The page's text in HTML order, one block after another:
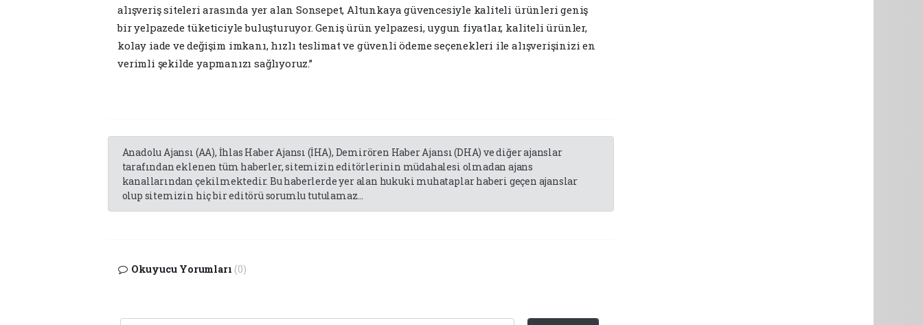
alışve­riş siteleri arasında yer alan Son­sepet, Altunkaya güvencesiyle kaliteli ürünleri geniş
bir yelpa­zede tüketiciyle buluşturuyor. Geniş ürün yelpazesi, uygun fi­yatlar, kaliteli ürünler,
kolay iade ve değişim imkanı, hızlı teslimat ve güvenli ödeme seçenekleri ile alışverişinizi en
verimli şekilde yapmanızı sağlıyoruz.”
Anadolu Ajansı (AA), İhlas Haber Ajansı (İHA), Demirören Haber Ajansı (DHA) ve diğer ajanslar
tarafından eklenen tüm haberler, sitemizin editörlerinin müdahalesi olmadan ajans
kanallarından çekilmektedir. Bu haberlerde yer alan hukuki muhataplar haberi geçen ajanslar
olup sitemizin hiç bir editörü sorumlu tutulamaz...
Okuyucu Yorumları (0)